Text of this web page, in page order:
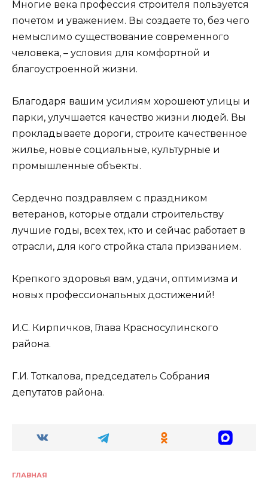
Многие века профессия строителя пользуется
почетом и уважением. Вы создаете то, без чего
немыслимо существование современного
человека, – условия для комфортной и
благоустроенной жизни.
Благодаря вашим усилиям хорошеют улицы и
парки, улучшается качество жизни людей. Вы
прокладываете дороги, строите качественное
жилье, новые социальные, культурные и
промышленные объекты.
Сердечно поздравляем с праздником
ветеранов, которые отдали строительству
лучшие годы, всех тех, кто и сейчас работает в
отрасли, для кого стройка стала призванием.
Крепкого здоровья вам, удачи, оптимизма и
новых профессиональных достижений!
И.С. Кирпичков, Глава Красносулинского
района.
Г.И. Тоткалова, председатель Собрания
депутатов района.
ГЛАВНАЯ